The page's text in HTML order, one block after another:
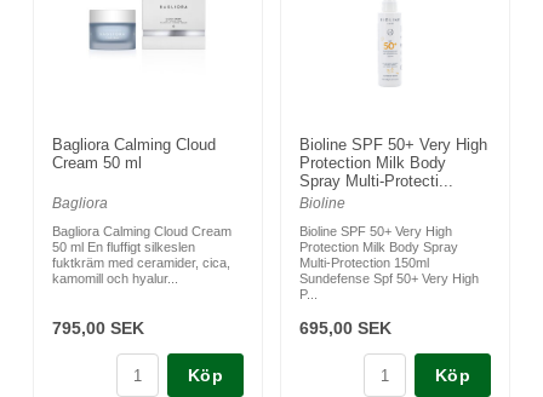
Bagliora Calming Cloud
Cream 50 ml
Bagliora
Bagliora Calming Cloud Cream
50 ml En fluffigt silkeslen
fuktkräm med ceramider, cica,
kamomill och hyalur...
795,00 SEK
Köp
Bioline SPF 50+ Very High
Protection Milk Body
Spray Multi-Protecti...
Bioline
Bioline SPF 50+ Very High
Protection Milk Body Spray
Multi-Protection 150ml
Sundefense Spf 50+ Very High
P...
695,00 SEK
Köp